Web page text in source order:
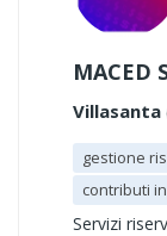
MACED
Villasanta
gestione
contributi
Servizi